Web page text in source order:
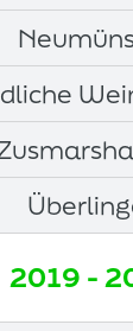
2019 -